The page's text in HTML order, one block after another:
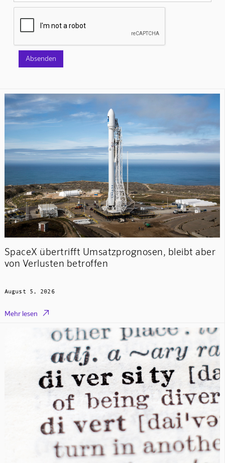
SpaceX übertrifft Umsatzprognosen, bleibt aber
von Verlusten betroffen
August 5, 2026
Mehr lesen 